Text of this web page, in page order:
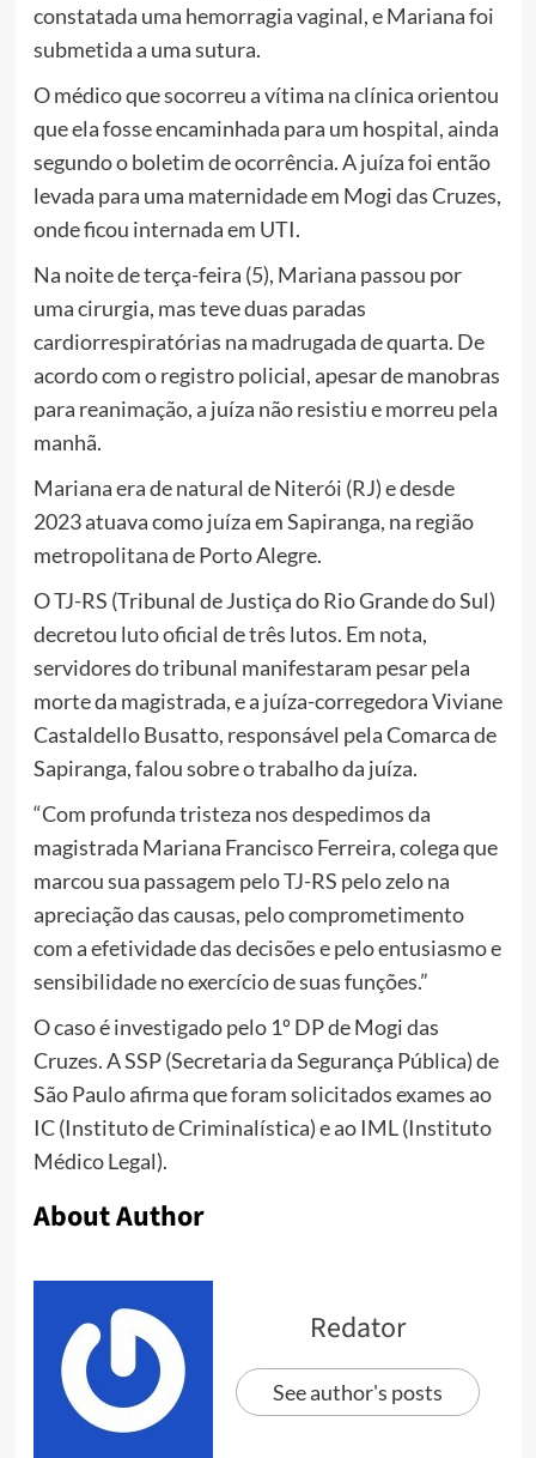
constatada uma hemorragia vaginal, e Mariana foi
submetida a uma sutura.
O médico que socorreu a vítima na clínica orientou
que ela fosse encaminhada para um hospital, ainda
segundo o boletim de ocorrência. A juíza foi então
levada para uma maternidade em Mogi das Cruzes,
onde ficou internada em UTI.
Na noite de terça-feira (5), Mariana passou por
uma cirurgia, mas teve duas paradas
cardiorrespiratórias na madrugada de quarta. De
acordo com o registro policial, apesar de manobras
para reanimação, a juíza não resistiu e morreu pela
manhã.
Mariana era de natural de Niterói (RJ) e desde
2023 atuava como juíza em Sapiranga, na região
metropolitana de Porto Alegre.
O TJ-RS (Tribunal de Justiça do Rio Grande do Sul)
decretou luto oficial de três lutos. Em nota,
servidores do tribunal manifestaram pesar pela
morte da magistrada, e a juíza-corregedora Viviane
Castaldello Busatto, responsável pela Comarca de
Sapiranga, falou sobre o trabalho da juíza.
“Com profunda tristeza nos despedimos da
magistrada Mariana Francisco Ferreira, colega que
marcou sua passagem pelo TJ-RS pelo zelo na
apreciação das causas, pelo comprometimento
com a efetividade das decisões e pelo entusiasmo e
sensibilidade no exercício de suas funções.”
O caso é investigado pelo 1º DP de Mogi das
Cruzes. A SSP (Secretaria da Segurança Pública) de
São Paulo afirma que foram solicitados exames ao
IC (Instituto de Criminalística) e ao IML (Instituto
Médico Legal).
About Author
Redator
See author's posts